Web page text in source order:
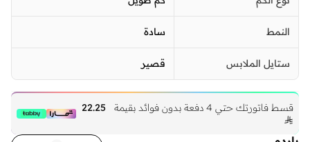
النمط سادة
ستايل الملابس قصير
قسط فاتورتك حتي 4 دفعة بدون فوائد بقيمة
22.25
